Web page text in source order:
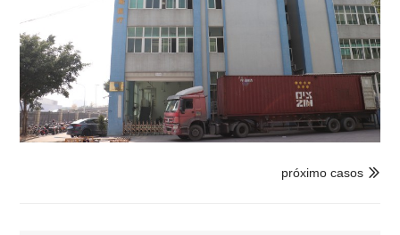

próximo casos